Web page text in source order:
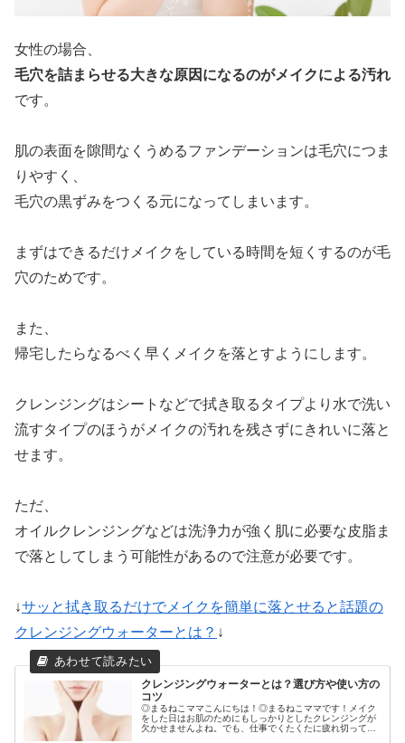
女性の場合、
毛穴を詰まらせる大きな原因になるのがメイクによる汚れ
です。
肌の表面を隙間なくうめるファンデーションは毛穴につま
りやすく、
毛穴の黒ずみをつくる元になってしまいます。
まずはできるだけメイクをしている時間を短くするのが毛
穴のためです。
また、
帰宅したらなるべく早くメイクを落とすようにします。
クレンジングはシートなどで拭き取るタイプより水で洗い
流すタイプのほうがメイクの汚れを残さずにきれいに落と
せます。
ただ、
オイルクレンジングなどは洗浄力が強く肌に必要な皮脂ま
で落としてしまう可能性があるので注意が必要です。
↓サッと拭き取るだけでメイクを簡単に落とせると話題の
クレンジングウォーターとは？ ↓
クレンジングウォーターとは？選び方や使い方の
コツ
◎まるねこママこんにちは！◎まるねこママです！メイク
をした日はお肌のためにもしっかりとしたクレンジングが
欠かせませんよね。でも、仕事でくたくたに疲れ切って帰